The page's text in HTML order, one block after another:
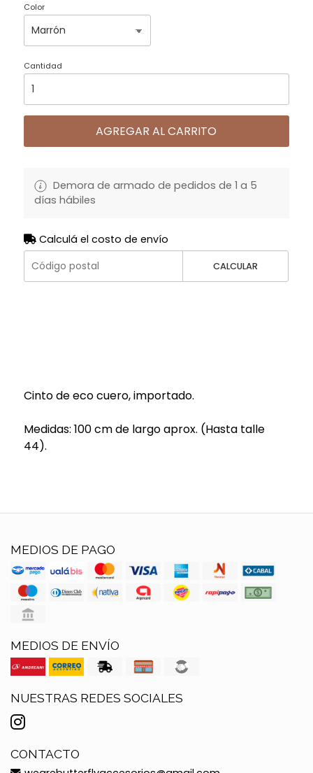
Color
Cantidad
AGREGAR AL CARRITO
Demora de armado de pedidos de 1 a 5
días hábiles
Calculá el costo de envío
CALCULAR
Cinto de eco cuero, importado.
Medidas: 100 cm de largo aprox. (Hasta talle
44).
MEDIOS DE PAGO
MEDIOS DE ENVÍO
NUESTRAS REDES SOCIALES
CONTACTO